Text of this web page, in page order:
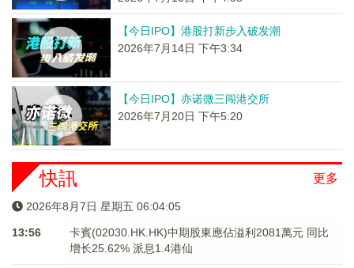
【今日IPO】港股打新步入破发潮
2026年7月14日 下午3:34
【今日IPO】亦诺微三闯港交所
2026年7月20日 下午5:20
更多
快訊
2026年8月7日 星期五 06:04:06
13:56
卡賓(02030.HK.HK)中期股東應佔溢利2081萬元 同比
增长25.62% 派息1.4港仙